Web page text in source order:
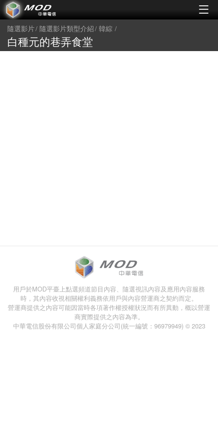
隨選影片 隨選影片類型介紹 韓綜
白種元的巷弄食堂
用戶於MOD平臺上點選頻道節目內容、隨選視訊內容及應用內容服務
時，其內容收視相關權利義務依用戶與內容營運商之契約而定。
營運商提供之內容可能因當時各項著作權授權狀況而有所異動，概以營運
商實際提供之內容為準。
中華電信股份有限公司個人家庭分公司(統一編號：96979949) © 2023